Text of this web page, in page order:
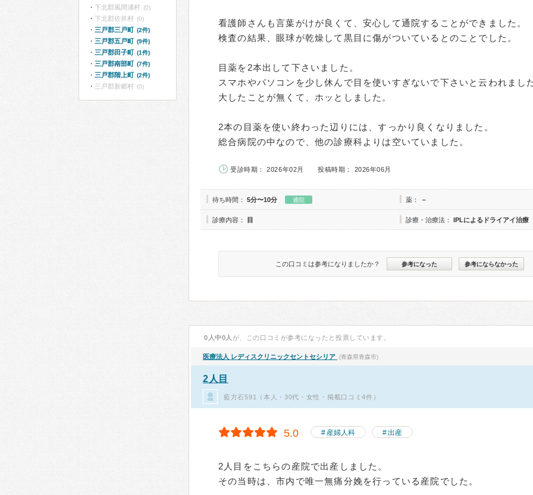
看護師さんも言葉がけが良くて、安心して通院することができました。
検査の結果、眼球が乾燥して黒目に傷がついているとのことでした。
目薬を2本出して下さいました。
スマホやパソコンを少し休んで目を使いすぎないで下さいと云われまし
大したことが無くて、ホッとしました。
2本の目薬を使い終わった辺りには、すっかり良くなりました。
総合病院の中なので、他の診療科よりは空いていました。
受診時期： 2026年02月 投稿時期： 2026年06月
待ち時間： 5分〜10分 通院 薬： －
診療内容： 目 診療・治療法： IPLによるドライアイ治療
この口コミは参考になりましたか？ 参考になった 参考にならなかった
0人中0人 が、この口コミが参考になったと投票しています。
医療法人 レディスクリニックセントセシリア (青森県青森市)
2人目
藍方石591（本人・30代・女性・掲載口コミ4件）
5.0 産婦人科 出産
2人目をこちらの産院で出産しました。
その当時は、市内で唯一無痛分娩を行っている産院でした。
下北郡風間浦村 (0)
下北郡佐井村 (0)
三戸郡三戸町 (2件)
三戸郡五戸町 (9件)
三戸郡田子町 (1件)
三戸郡南部町 (7件)
三戸郡階上町 (2件)
三戸郡新郷村 (0)